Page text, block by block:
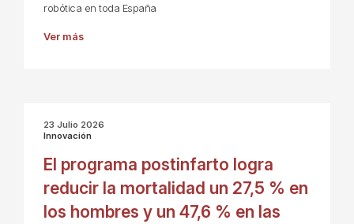
robótica en toda España
Ver más
23 Julio 2026
Innovación
El programa postinfarto logra
reducir la mortalidad un 27,5 % en
los hombres y un 47,6 % en las